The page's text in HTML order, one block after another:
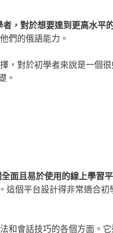
，對於想要達到更高水平
們的俄語能力。
，對於初學者來說是一個
。
面且易於使用的線上學習平
個平台設計得非常適合
和會話技巧的各個方面。